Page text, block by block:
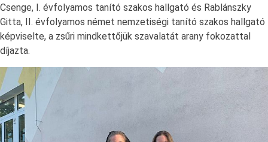
Csenge, I. évfolyamos tanító szakos hallgató és Rablánszky
Gitta, II. évfolyamos német nemzetiségi tanító szakos hallgató
képviselte, a zsűri mindkettőjük szavalatát arany fokozattal
díjazta.